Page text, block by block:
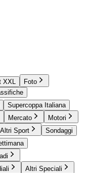
XXL
Foto
Supercoppa Italiana
Mercato
Motori
Altri Sport
Sondaggi
Altri Speciali